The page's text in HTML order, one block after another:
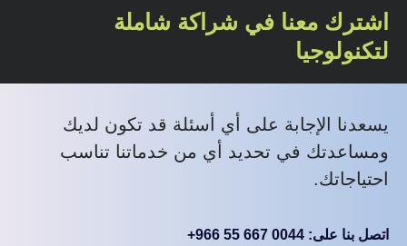
اشترك معنا في شراكة شاملة
لتكنولوجيا
يسعدنا الإجابة على أي أسئلة قد تكون لديك
ومساعدتك في تحديد أي من خدماتنا تناسب
احتياجاتك.
اتصل بنا على: 0044 667 55 966+